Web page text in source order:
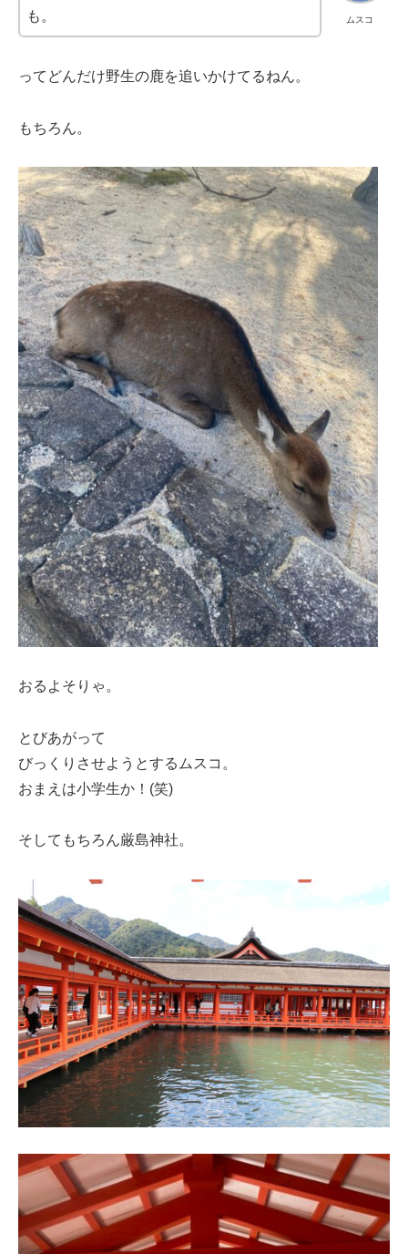
ムスコ
も。
ってどんだけ野生の鹿を追いかけてるねん。
もちろん。
おるよそりゃ。
とびあがって
びっくりさせようとするムスコ。
おまえは小学生か！(笑)
そしてもちろん厳島神社。